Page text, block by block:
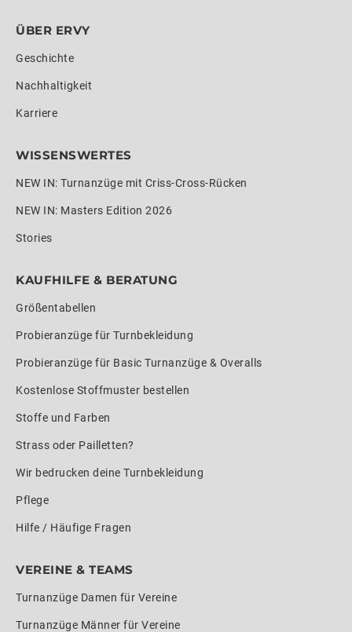
ÜBER ERVY
Geschichte
Nachhaltigkeit
Karriere
WISSENSWERTES
NEW IN: Turnanzüge mit Criss-Cross-Rücken
NEW IN: Masters Edition 2026
Stories
KAUFHILFE & BERATUNG
Größentabellen
Probieranzüge für Turnbekleidung
Probieranzüge für Basic Turnanzüge & Overalls
Kostenlose Stoffmuster bestellen
Stoffe und Farben
Strass oder Pailletten?
Wir bedrucken deine Turnbekleidung
Pflege
Hilfe / Häufige Fragen
VEREINE & TEAMS
Turnanzüge Damen für Vereine
Turnanzüge Männer für Vereine